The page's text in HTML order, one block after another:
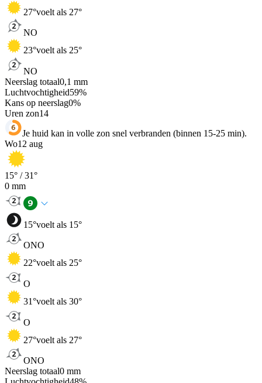
27°voelt als 27°
NO
23°voelt als 25°
NO
Neerslag totaal0,1 mm
Luchtvochtigheid59%
Kans op neerslag0%
Uren zon14
Je huid kan in volle zon snel verbranden (binnen 15-25 min).
Wo12 aug
15° /31°
0 mm
15°voelt als 15°
ONO
22°voelt als 25°
O
31°voelt als 30°
O
27°voelt als 27°
ONO
Neerslag totaal0 mm